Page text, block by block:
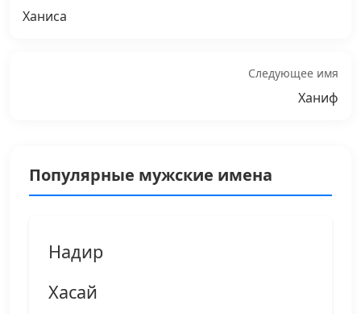
Ханиса
Следующее имя
Ханиф
Популярные мужские имена
Надир
Хасай